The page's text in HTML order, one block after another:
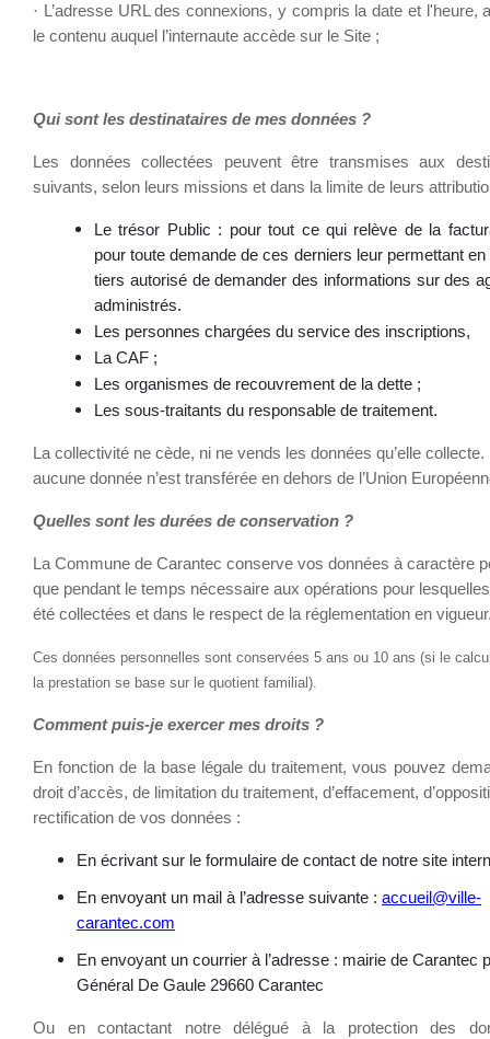
· L’adresse URL des connexions, y compris la date et l'heure,
le contenu auquel l’internaute accède sur le Site ;
Qui sont les destinataires de mes données ?
Les données collectées peuvent être transmises aux
suivants, selon leurs missions et dans la limite de leurs
Le trésor Public : pour tout ce qui relève de la
pour toute demande de ces derniers leur permettant en
tiers autorisé de demander des informations sur des
administrés.
Les personnes chargées du service des inscriptions,
La CAF ;
Les organismes de recouvrement de la dette ;
Les sous-traitants du responsable de traitement.
La collectivité ne cède, ni ne vends les données qu’elle
aucune donnée n’est transférée en dehors de l’Union
Quelles sont les durées de conservation ?
La Commune de Carantec conserve vos données à caractère
que pendant le temps nécessaire aux opérations pour
été collectées et dans le respect de la réglementation en
Ces données personnelles sont conservées 5 ans ou 10 ans (si le
la prestation se base sur le quotient familial).
Comment puis-je exercer mes droits ?
En fonction de la base légale du traitement, vous pouvez
droit d’accès, de limitation du traitement, d’effacement,
rectification de vos données :
En écrivant sur le formulaire de contact de notre site
En envoyant un mail à l’adresse suivante : accueil@ville-
carantec.com
En envoyant un courrier à l’adresse : mairie de Carantec
Général De Gaule 29660 Carantec
Ou en contactant notre délégué à la protection des